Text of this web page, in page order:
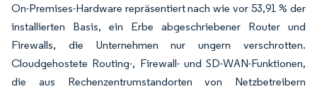
On-Premises-Hardware repräsentiert nach wie vor 53,91 % der
installierten Basis, ein Erbe abgeschriebener Router und
Firewalls, die Unternehmen nur ungern verschrotten.
Cloudgehostete Routing-, Firewall- und SD-WAN-Funktionen,
die aus Rechenzentrumstandorten von Netzbetreibern